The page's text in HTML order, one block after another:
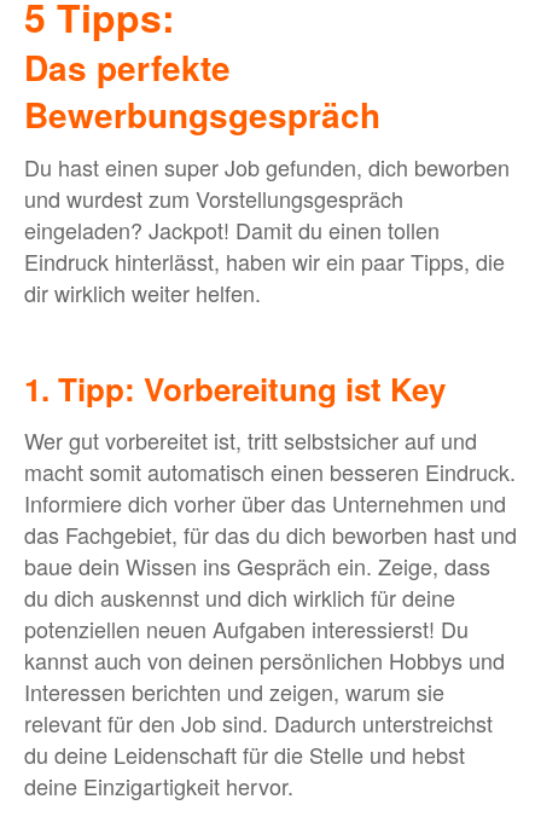
BLOG
Bewerber:innen-Card
Media
5 Tipps:
Das perfekte
Bewerbungsgespräch
Du hast einen super Job gefunden, dich beworben
und wurdest zum Vorstellungsgespräch
eingeladen? Jackpot! Damit du einen tollen
Eindruck hinterlässt, haben wir ein paar Tipps, die
dir wirklich weiter helfen.
1. Tipp: Vorbereitung ist Key
Wer gut vorbereitet ist, tritt selbstsicher auf und
macht somit automatisch einen besseren Eindruck.
Informiere dich vorher über das Unternehmen und
das Fachgebiet, für das du dich beworben hast und
baue dein Wissen ins Gespräch ein. Zeige, dass
du dich auskennst und dich wirklich für deine
potenziellen neuen Aufgaben interessierst! Du
kannst auch von deinen persönlichen Hobbys und
Interessen berichten und zeigen, warum sie
relevant für den Job sind. Dadurch unterstreichst
du deine Leidenschaft für die Stelle und hebst
deine Einzigartigkeit hervor.